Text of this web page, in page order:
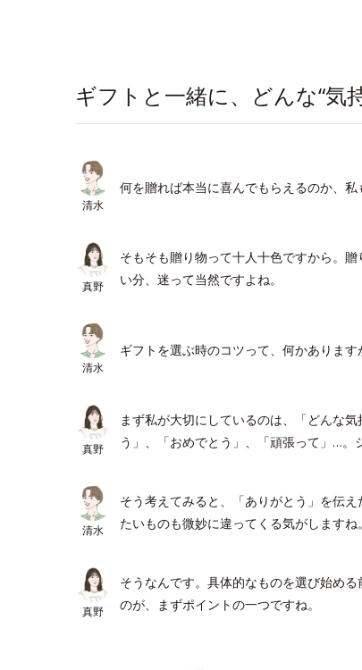
ギフトと一緒に、どんな“気
清水
何を贈れば本当に喜んでもらえるのか、私
真野
そもそも贈り物って十人十色ですから。
い分、迷って当然ですよね。
清水
ギフトを選ぶ時のコツって、何かあります
真野
まず私が大切にしているのは、「どんな
う」、「おめでとう」、「頑張って」…。
清水
そう考えてみると、「ありがとう」を伝
たいものも微妙に違ってくる気がしますね。
真野
そうなんです。具体的なものを選び始め
のが、まずポイントの一つですね。